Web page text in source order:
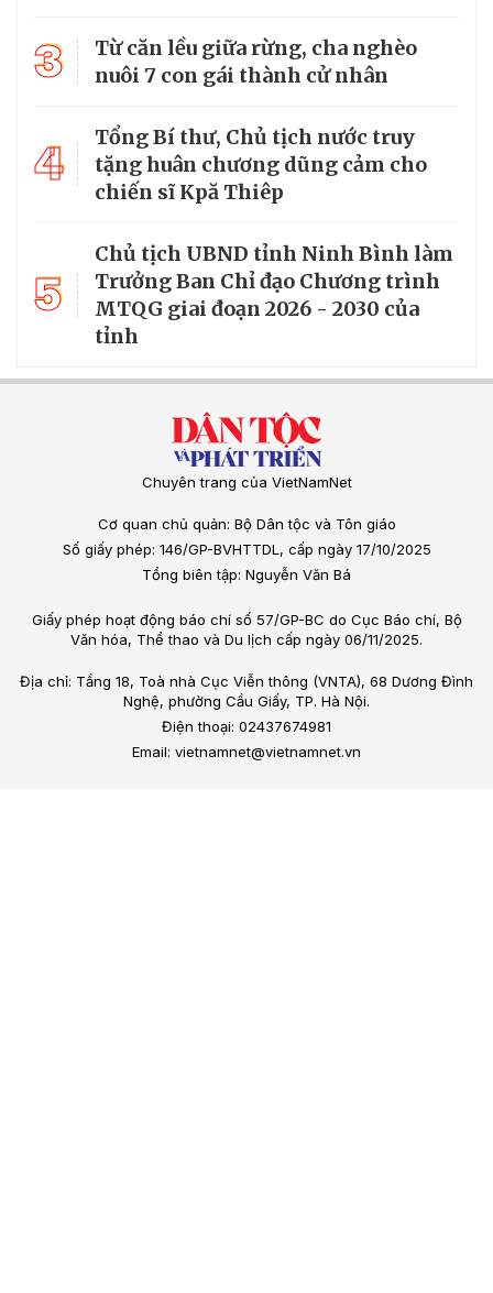
3
Từ căn lều giữa rừng, cha nghèo
nuôi 7 con gái thành cử nhân
4
Tổng Bí thư, Chủ tịch nước truy
tặng huân chương dũng cảm cho
chiến sĩ Kpă Thiêp
5
Chủ tịch UBND tỉnh Ninh Bình làm
Trưởng Ban Chỉ đạo Chương trình
MTQG giai đoạn 2026 - 2030 của
tỉnh
Chuyên trang của VietNamNet
Cơ quan chủ quản: Bộ Dân tộc và Tôn giáo
Số giấy phép: 146/GP-BVHTTDL, cấp ngày 17/10/2025
Tổng biên tập: Nguyễn Văn Bá
Giấy phép hoạt động báo chí số 57/GP-BC do Cục Báo chí, Bộ
Văn hóa, Thể thao và Du lịch cấp ngày 06/11/2025.
Địa chỉ: Tầng 18, Toà nhà Cục Viễn thông (VNTA), 68 Dương Đình
Nghệ, phường Cầu Giấy, TP. Hà Nội.
Điện thoại: 02437674981
Email: vietnamnet@vietnamnet.vn